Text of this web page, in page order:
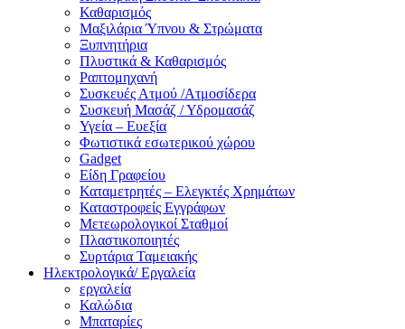
Καθαρισμός
Μαξιλάρια Ύπνου & Στρώματα
Ξυπνητήρια
Πλυστικά & Καθαρισμός
Ραπτομηχανή
Συσκευές Ατμού /Ατμοσίδερα
Συσκευή Μασάζ / Υδρομασάζ
Υγεία – Ευεξία
Φωτιστικά εσωτερικού χώρου
Gadget
Είδη Γραφείου
Καταμετρητές – Ελεγκτές Χρημάτων
Καταστροφείς Εγγράφων
Μετεωρολογικοί Σταθμοί
Πλαστικοποιητές
Συρτάρια Ταμειακής
Ηλεκτρολογικά/ Εργαλεία
εργαλεία
Καλώδια
Μπαταρίες